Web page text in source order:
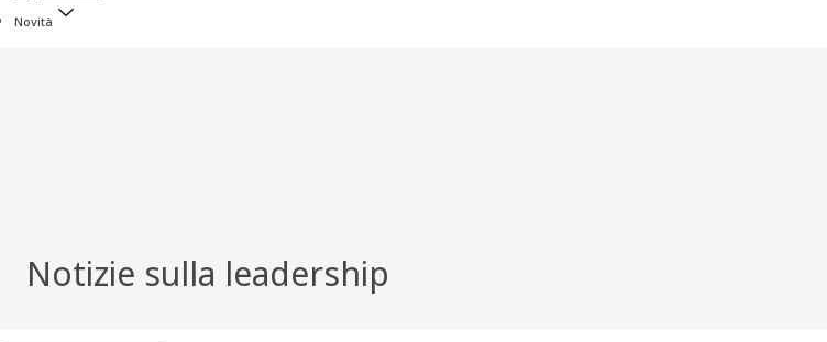
Novità
Notizie sulla leadership